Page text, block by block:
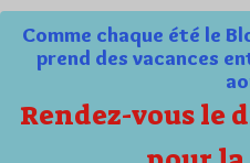
Comme chaque été le
prend des vacances
Rendez-vous le